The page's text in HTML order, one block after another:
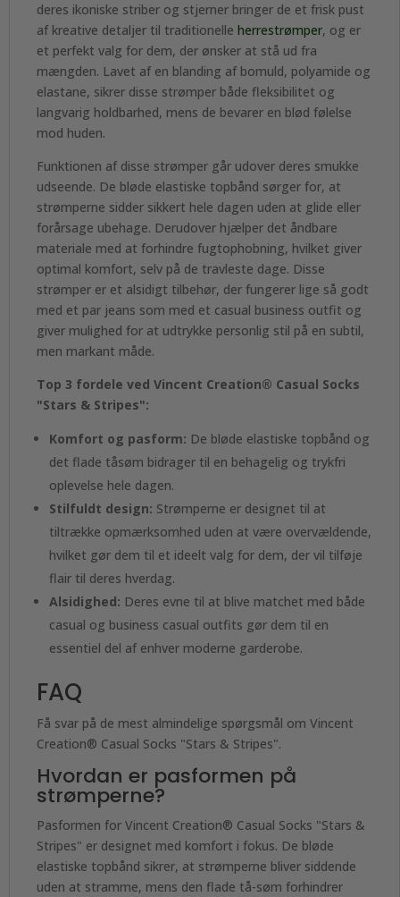
deres ikoniske striber og stjerner bringer de et frisk pust
af kreative detaljer til traditionelle herrestrømper, og er
et perfekt valg for dem, der ønsker at stå ud fra
mængden. Lavet af en blanding af bomuld, polyamide og
elastane, sikrer disse strømper både fleksibilitet og
langvarig holdbarhed, mens de bevarer en blød følelse
mod huden.
Funktionen af disse strømper går udover deres smukke
udseende. De bløde elastiske topbånd sørger for, at
strømperne sidder sikkert hele dagen uden at glide eller
forårsage ubehage. Derudover hjælper det åndbare
materiale med at forhindre fugtophobning, hvilket giver
optimal komfort, selv på de travleste dage. Disse
strømper er et alsidigt tilbehør, der fungerer lige så godt
med et par jeans som med et casual business outfit og
giver mulighed for at udtrykke personlig stil på en subtil,
men markant måde.
Top 3 fordele ved Vincent Creation® Casual Socks
"Stars & Stripes":
Komfort og pasform: De bløde elastiske topbånd og
det flade tåsøm bidrager til en behagelig og trykfri
oplevelse hele dagen.
Stilfuldt design: Strømperne er designet til at
tiltrække opmærksomhed uden at være overvældende,
hvilket gør dem til et ideelt valg for dem, der vil tilføje
flair til deres hverdag.
Alsidighed: Deres evne til at blive matchet med både
casual og business casual outfits gør dem til en
essentiel del af enhver moderne garderobe.
FAQ
Få svar på de mest almindelige spørgsmål om Vincent
Creation® Casual Socks "Stars & Stripes".
Hvordan er pasformen på
strømperne?
Pasformen for Vincent Creation® Casual Socks "Stars &
Stripes" er designet med komfort i fokus. De bløde
elastiske topbånd sikrer, at strømperne bliver siddende
uden at stramme, mens den flade tå-søm forhindrer